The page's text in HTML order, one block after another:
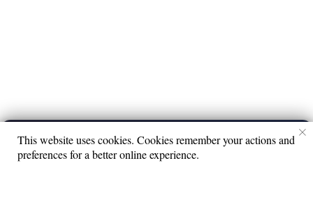
▶
PG13
Ты посмотри
This website uses cookies. Cookies remember your actions and
preferences for a better online experience.